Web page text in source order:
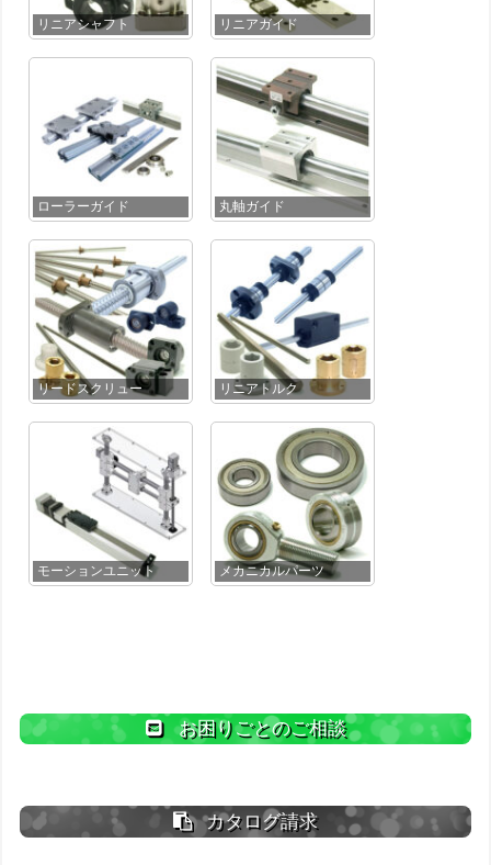
リニアシャフト リニアガイド
ローラーガイド 丸軸ガイド
リードスクリュー リニアトルク
モーションユニット メカニカルパーツ
お困りごとのご相談
カタログ請求